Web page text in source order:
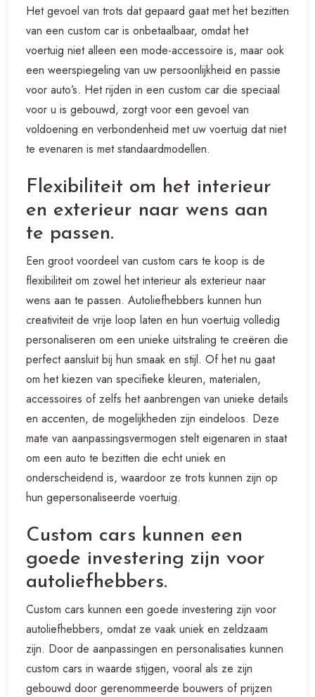
Het gevoel van trots dat gepaard gaat met het bezitten
van een custom car is onbetaalbaar, omdat het
voertuig niet alleen een mode-accessoire is, maar ook
een weerspiegeling van uw persoonlijkheid en passie
voor auto’s. Het rijden in een custom car die speciaal
voor u is gebouwd, zorgt voor een gevoel van
voldoening en verbondenheid met uw voertuig dat niet
te evenaren is met standaardmodellen.
Flexibiliteit om het interieur
en exterieur naar wens aan
te passen.
Een groot voordeel van custom cars te koop is de
flexibiliteit om zowel het interieur als exterieur naar
wens aan te passen. Autoliefhebbers kunnen hun
creativiteit de vrije loop laten en hun voertuig volledig
personaliseren om een unieke uitstraling te creëren die
perfect aansluit bij hun smaak en stijl. Of het nu gaat
om het kiezen van specifieke kleuren, materialen,
accessoires of zelfs het aanbrengen van unieke details
en accenten, de mogelijkheden zijn eindeloos. Deze
mate van aanpassingsvermogen stelt eigenaren in staat
om een auto te bezitten die echt uniek en
onderscheidend is, waardoor ze trots kunnen zijn op
hun gepersonaliseerde voertuig.
Custom cars kunnen een
goede investering zijn voor
autoliefhebbers.
Custom cars kunnen een goede investering zijn voor
autoliefhebbers, omdat ze vaak uniek en zeldzaam
zijn. Door de aanpassingen en personalisaties kunnen
custom cars in waarde stijgen, vooral als ze zijn
gebouwd door gerenommeerde bouwers of prijzen